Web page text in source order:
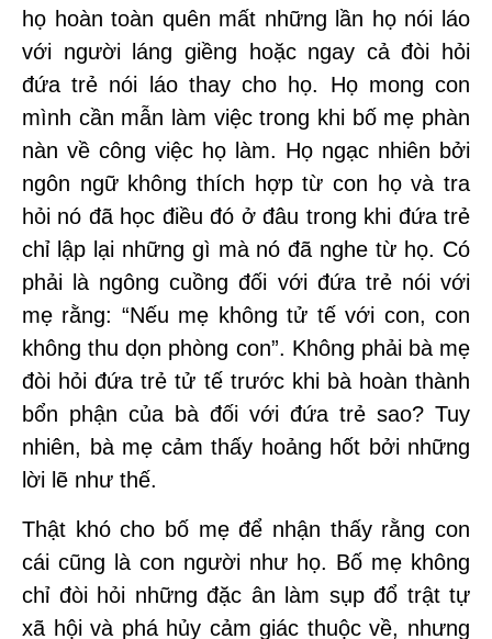
họ hoàn toàn quên mất những lần họ nói láo
với người láng giềng hoặc ngay cả đòi hỏi
đứa trẻ nói láo thay cho họ. Họ mong con
mình cần mẫn làm việc trong khi bố mẹ phàn
nàn về công việc họ làm. Họ ngạc nhiên bởi
ngôn ngữ không thích hợp từ con họ và tra
hỏi nó đã học điều đó ở đâu trong khi đứa trẻ
chỉ lập lại những gì mà nó đã nghe từ họ. Có
phải là ngông cuồng đối với đứa trẻ nói với
mẹ rằng: “Nếu mẹ không tử tế với con, con
không thu dọn phòng con”. Không phải bà mẹ
đòi hỏi đứa trẻ tử tế trước khi bà hoàn thành
bổn phận của bà đối với đứa trẻ sao? Tuy
nhiên, bà mẹ cảm thấy hoảng hốt bởi những
lời lẽ như thế.
Thật khó cho bố mẹ để nhận thấy rằng con
cái cũng là con người như họ. Bố mẹ không
chỉ đòi hỏi những đặc ân làm sụp đổ trật tự
xã hội và phá hủy cảm giác thuộc về, nhưng